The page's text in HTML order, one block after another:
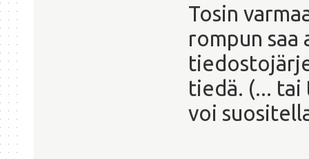
Tosin
rompun
tiedä. (...
voi